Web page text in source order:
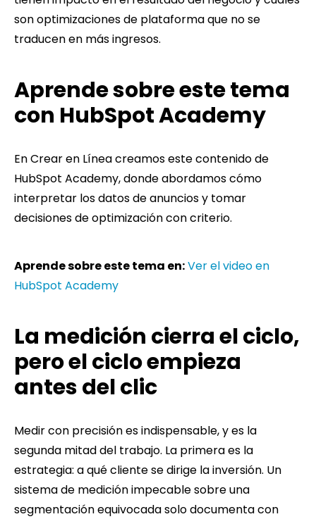
son optimizaciones de plataforma que no se
traducen en más ingresos.
Aprende sobre este tema
con HubSpot Academy
En Crear en Línea creamos este contenido de
HubSpot Academy, donde abordamos cómo
interpretar los datos de anuncios y tomar
decisiones de optimización con criterio.
Aprende sobre este tema en:Ver el video en
HubSpot Academy
La medición cierra el ciclo,
pero el ciclo empieza
antes del clic
Medir con precisión es indispensable, y es la
segunda mitad del trabajo. La primera es la
estrategia: a qué cliente se dirige la inversión. Un
sistema de medición impecable sobre una
segmentación equivocada solo documenta con